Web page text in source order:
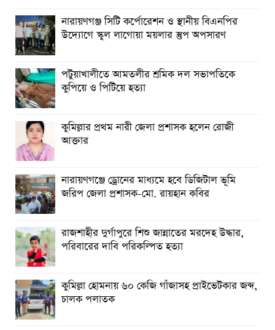
নারায়ণগঞ্জ সিটি কর্পোরেশন ও স্থানীয় বিএনপির
উদ্যোগে স্কুল লাগোয়া ময়লার স্তুপ অপসারণ
পটুয়াখালীতে আমতলীর শ্রমিক দল সভাপতিকে
কুপিয়ে ও পিটিয়ে হত্যা
কুমিল্লার প্রথম নারী জেলা প্রশাসক হলেন রোজী
আক্তার
নারায়ণগঞ্জে ড্রোনের মাধ্যমে হবে ডিজিটাল ভূমি
জরিপ জেলা প্রশাসক-মো. রায়হান কবির
রাজশাহীর দুর্গাপুরে শিশু জান্নাতের মরদেহ উদ্ধার,
পরিবারের দাবি পরিকল্পিত হত্যা
কুমিল্লা হোমনায় ৬০ কেজি গাঁজাসহ প্রাইভেটকার জব্দ,
চালক পলাতক